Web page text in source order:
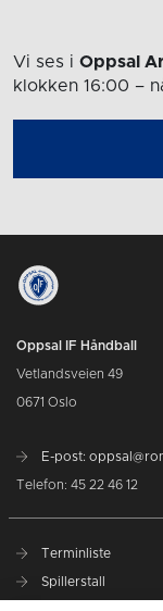
Vi ses i Oppsal
klokken 16:00 –
Oppsal IF Håndball
Vetlandsveien 49
0671 Oslo
E-post:
Telefon: 45 22 46 12
Terminliste
Spillerstall